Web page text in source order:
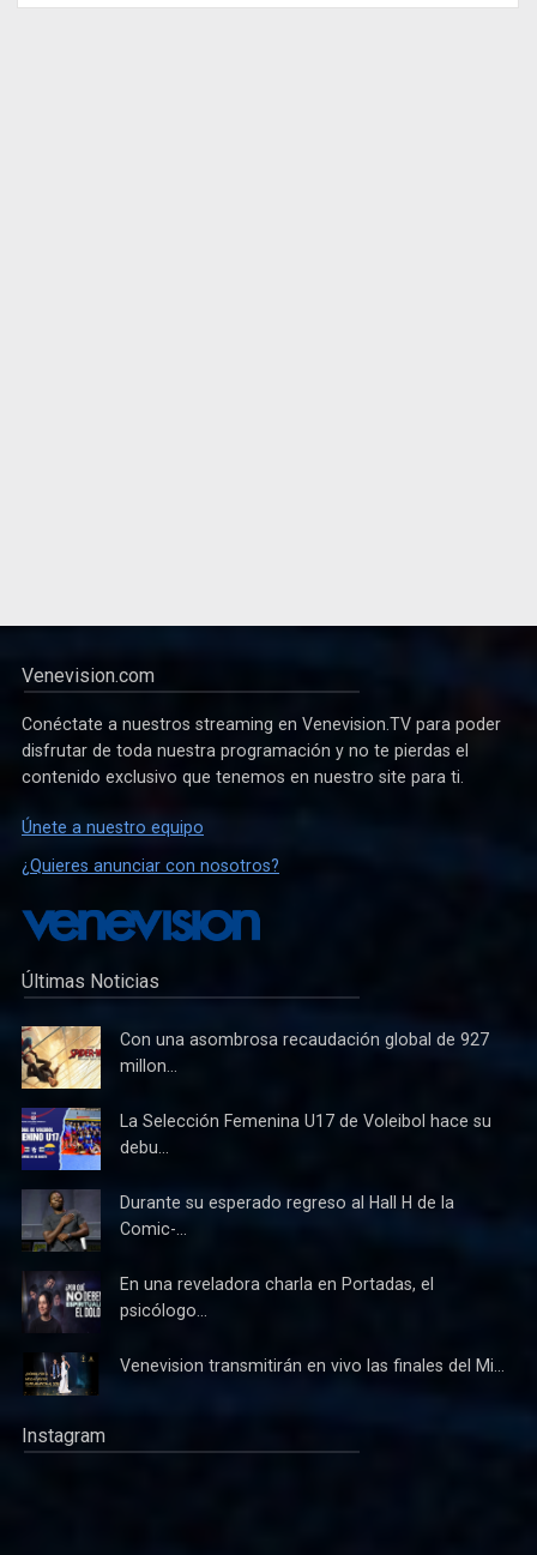
Venevision.com
Conéctate a nuestros streaming en Venevision.TV para poder
disfrutar de toda nuestra programación y no te pierdas el
contenido exclusivo que tenemos en nuestro site para ti.
Únete a nuestro equipo
¿Quieres anunciar con nosotros?
Últimas Noticias
Con una asombrosa recaudación global de 927
millon...
La Selección Femenina U17 de Voleibol hace su
debu...
Durante su esperado regreso al Hall H de la
Comic-...
En una reveladora charla en Portadas, el
psicólogo...
Venevision transmitirán en vivo las finales del Mi...
Instagram